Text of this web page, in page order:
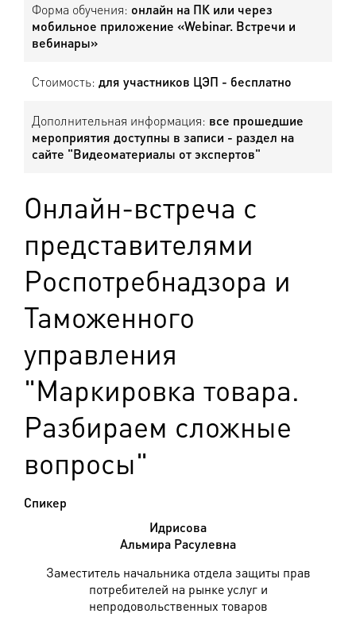
Форма обучения: онлайн на ПК или через
мобильное приложение «Webinar. Встречи и
вебинары»
Стоимость: для участников ЦЭП - бесплатно
Дополнительная информация: все прошедшие
мероприятия доступны в записи - раздел на
сайте "Видеоматериалы от экспертов"
Онлайн-встреча с
представителями
Роспотребнадзора и
Таможенного
управления
"Маркировка товара.
Разбираем сложные
вопросы"
Спикер
Идрисова
Альмира Расулевна
Заместитель начальника отдела защиты прав
потребителей на рынке услуг и
непродовольственных товаров